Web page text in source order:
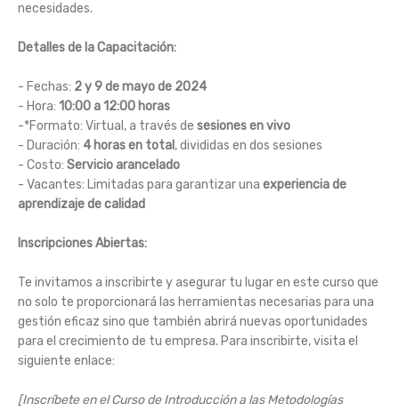
necesidades.
Detalles de la Capacitación:
- Fechas: 2 y 9 de mayo de 2024
- Hora: 10:00 a 12:00 horas
-*Formato: Virtual, a través de sesiones en vivo
- Duración: 4 horas en total , divididas en dos sesiones
- Costo: Servicio arancelado
- Vacantes: Limitadas para garantizar una experiencia de
aprendizaje de calidad
Inscripciones Abiertas:
Te invitamos a inscribirte y asegurar tu lugar en este curso que
no solo te proporcionará las herramientas necesarias para una
gestión eficaz sino que también abrirá nuevas oportunidades
para el crecimiento de tu empresa. Para inscribirte, visita el
siguiente enlace:
[Inscríbete en el Curso de Introducción a las Metodologías